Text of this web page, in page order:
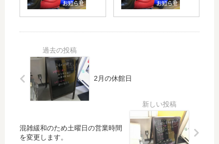
結
神
B
ナ
メ
ン
ト
ス
ト
2月の休館日
混雑緩和のため土曜日の営業時間
を変更します。